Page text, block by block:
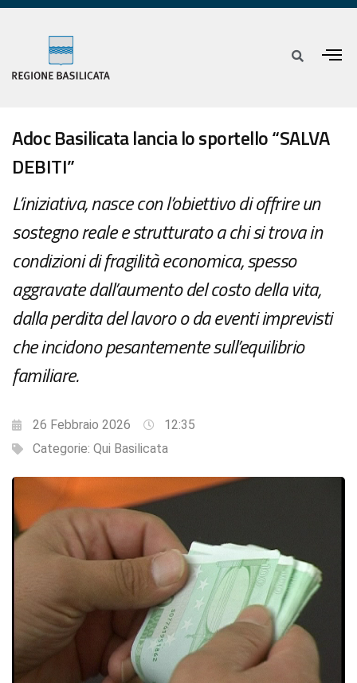
Adoc Basilicata lancia lo sportello “SALVA
DEBITI”
L’iniziativa, nasce con l’obiettivo di offrire un
sostegno reale e strutturato a chi si trova in
condizioni di fragilità economica, spesso
aggravate dall’aumento del costo della vita,
dalla perdita del lavoro o da eventi imprevisti
che incidono pesantemente sull’equilibrio
familiare.
26 Febbraio 2026
12:35
Categorie: Qui Basilicata